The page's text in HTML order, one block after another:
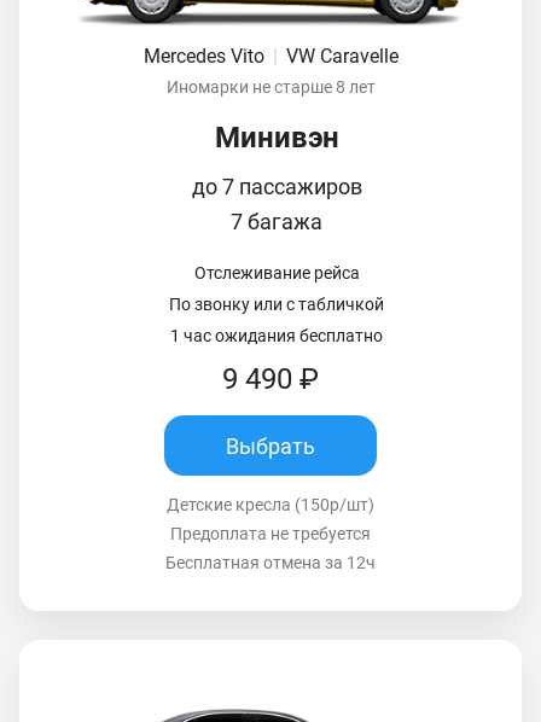
Mercedes Vito VW Caravelle
Иномарки не старше 8 лет
Минивэн
до 7 пассажиров
7 багажа
Отслеживание рейса
По звонку или с табличкой
1 час ожидания бесплатно
9 490 ₽
Выбрать
Детские кресла (150р/шт)
Предоплата не требуется
Бесплатная отмена за 12ч